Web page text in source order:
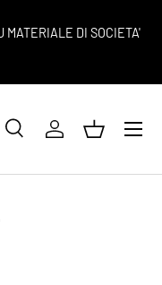
MATERIALE DI SOCIETA'
CercaAccediCestino
Menu